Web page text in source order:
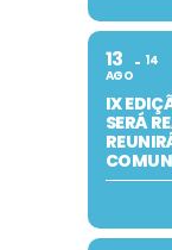
13
AGO
14
IX
SERÁ